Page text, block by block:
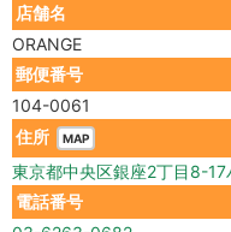
店舗名
ORANGE
郵便番号
104-0061
住所
MAP
東京都中央区銀座2丁目8-
電話番号